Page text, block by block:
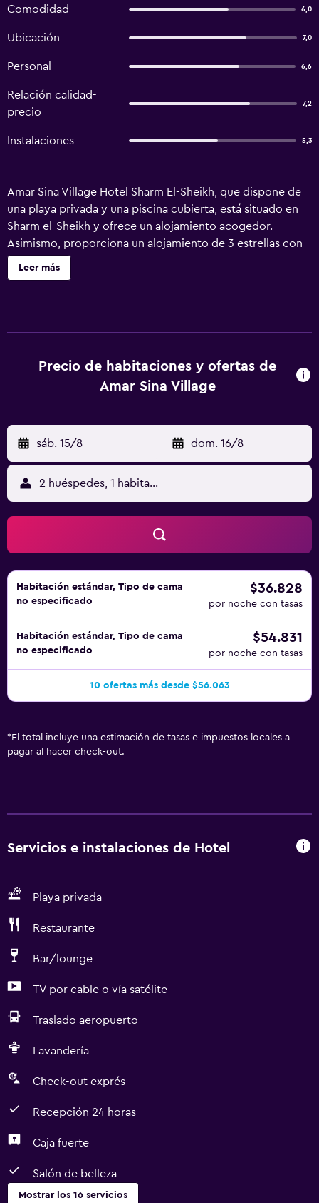
Comodidad 6,0
Ubicación 7,0
Personal 6,6
Relación calidad-
precio
7,2
Instalaciones 5,3
Amar Sina Village Hotel Sharm El-Sheikh, que dispone de
una playa privada y una piscina cubierta, está situado en
Sharm el-Sheikh y ofrece un alojamiento acogedor.
Asimismo, proporciona un alojamiento de 3 estrellas con
habitaciones con aire acondicionado. Los huéspedes
podrán disfrutar de gran cantidad de instalaciones y
excursiones. Las habitaciones del hotel ofrecen un
entorno elegante donde relajarse, con multitud de
la hora de desayunar, comer y cenar y brinda un lugar
ideal para aquellos que prefieren no alejarse del
alojamiento y de todo lo que ofrece. Para los huéspedes
que quieran salir a visitar la zona de los alrededores se
ofrece comidas para llevar. Amar Sina Village Hotel Sharm
El-Sheikh está cerca de tiendas y restaurantes, y queda a
un breve trayecto en coche de Old Market. El Aeropuerto
Internacional de Sharm el-Sheikh se encuentra a un
trayecto de 30 minutos conduciendo.
Leer más
Precio de habitaciones y ofertas de
Amar Sina Village
sáb. 15/8 - dom. 16/8
2 huéspedes, 1 habitación
Habitación estándar, Tipo de cama
no especificado
$36.828
por noche con tasas
Habitación estándar, Tipo de cama
no especificado
$54.831
por noche con tasas
10 ofertas más desde $56.063
* El total incluye una estimación de tasas e impuestos locales a
pagar al hacer check-out.
Servicios e instalaciones de Hotel
Playa privada
Restaurante
Bar/lounge
TV por cable o vía satélite
Traslado aeropuerto
Lavandería
Check-out exprés
Recepción 24 horas
Caja fuerte
Salón de belleza
Mostrar los 16 servicios